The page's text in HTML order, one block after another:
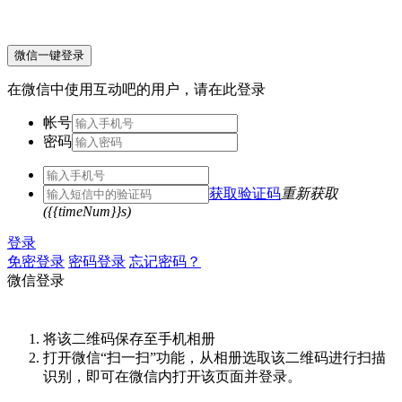
微信一键登录
在微信中使用互动吧的用户，请在此登录
帐号
密码
获取验证码重新获取
({{timeNum}}s)
登录
免密登录 密码登录 忘记密码？
微信登录
将该二维码保存至手机相册
打开微信“扫一扫”功能，从相册选取该二维码进行扫描
识别，即可在微信内打开该页面并登录。